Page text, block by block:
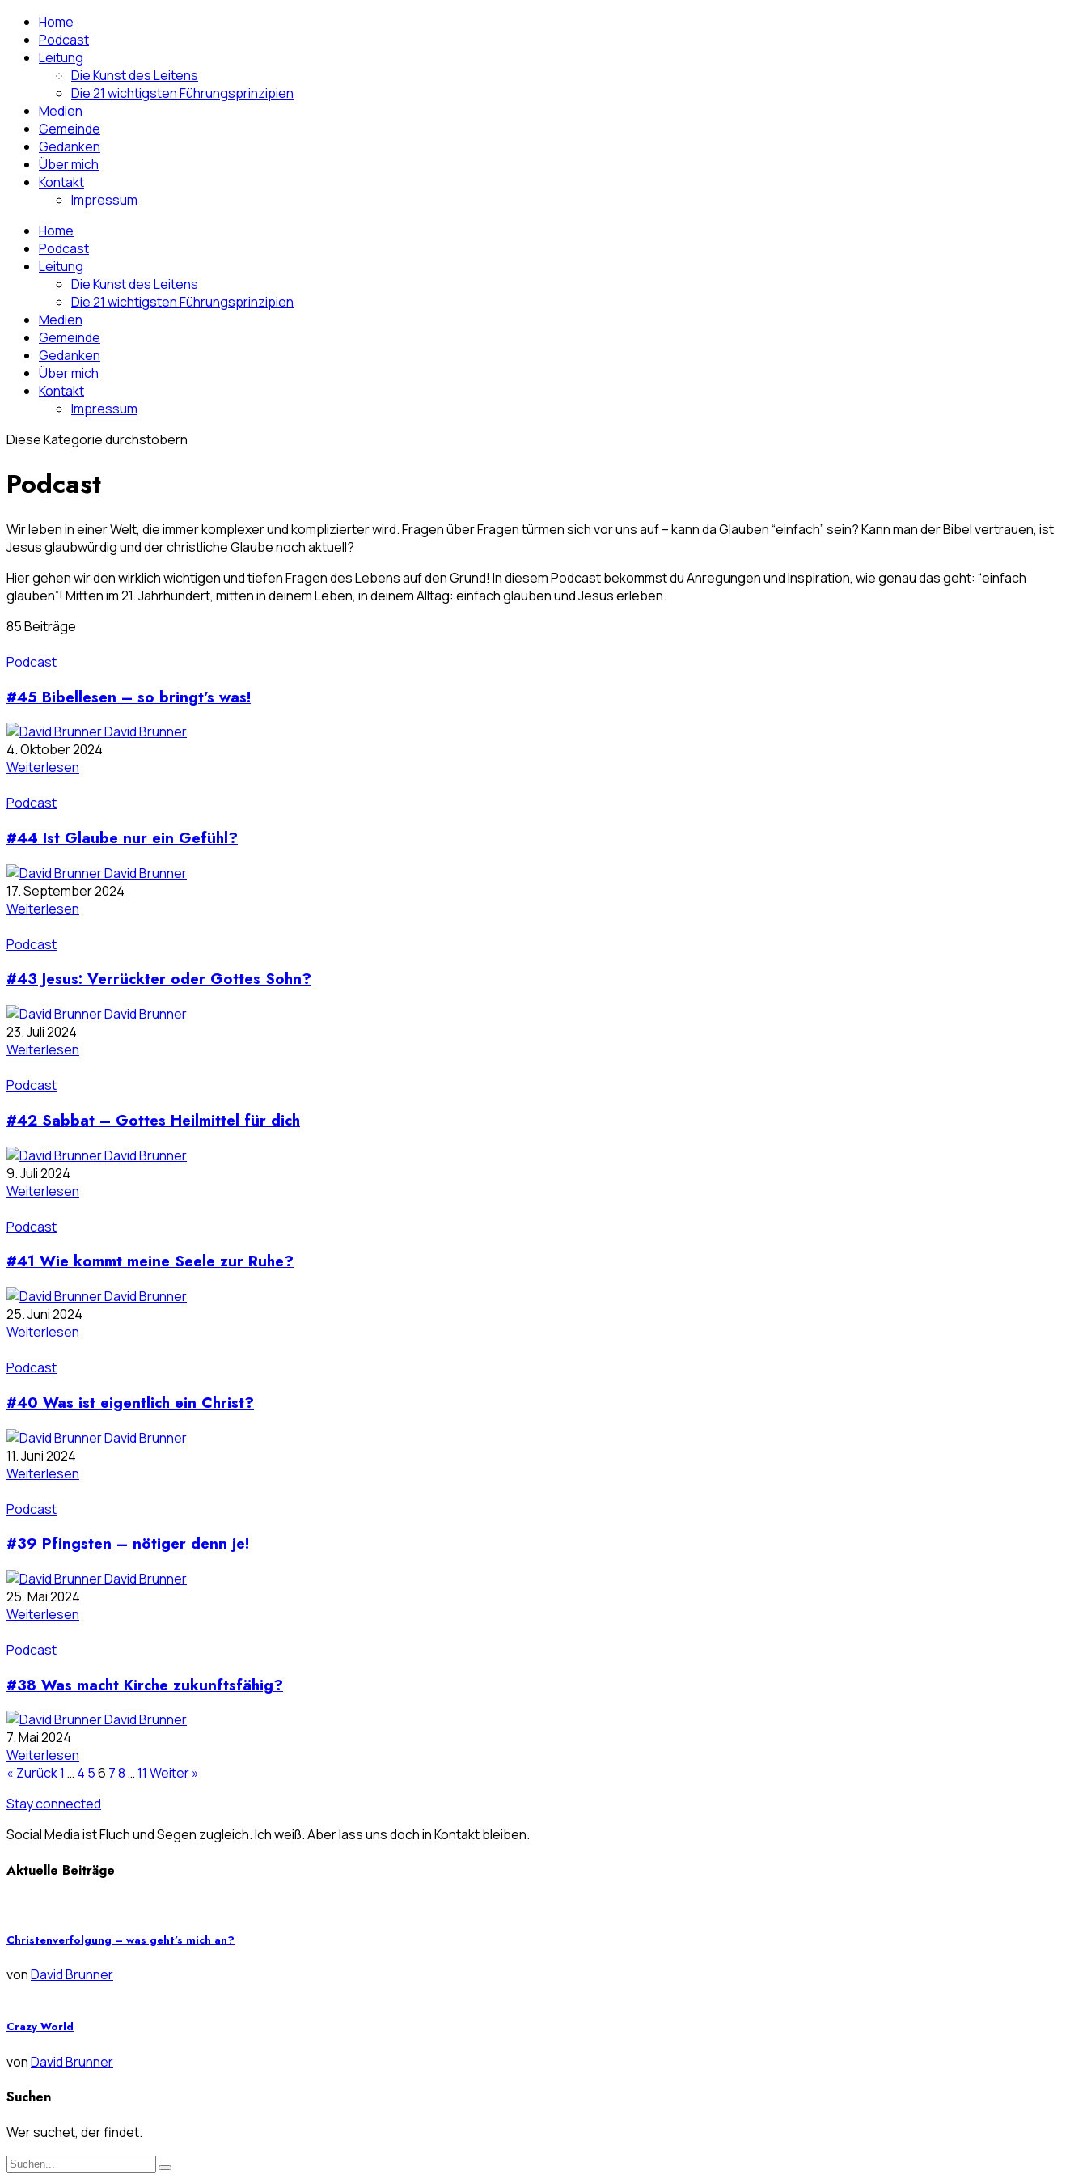
Home
Podcast
Leitung
Die Kunst des Leitens
Die 21 wichtigsten Führungsprinzipien
Medien
Gemeinde
Gedanken
Über mich
Kontakt
Impressum
Home
Podcast
Leitung
Die Kunst des Leitens
Die 21 wichtigsten Führungsprinzipien
Medien
Gemeinde
Gedanken
Über mich
Kontakt
Impressum
Diese Kategorie durchstöbern
Podcast
Wir leben in einer Welt, die immer komplexer und komplizierter wird. Fragen über Fragen türmen sich vor uns auf – kann da Glauben “einfach” sein? Kann man der Bibel vertrauen, ist
Jesus glaubwürdig und der christliche Glaube noch aktuell?
Hier gehen wir den wirklich wichtigen und tiefen Fragen des Lebens auf den Grund! In diesem Podcast bekommst du Anregungen und Inspiration, wie genau das geht: “einfach
glauben”! Mitten im 21. Jahrhundert, mitten in deinem Leben, in deinem Alltag: einfach glauben und Jesus erleben.
85 Beiträge
Podcast
#45 Bibellesen – so bringt’s was!
David Brunner
4. Oktober 2024
Weiterlesen
Podcast
#44 Ist Glaube nur ein Gefühl?
David Brunner
17. September 2024
Weiterlesen
Podcast
#43 Jesus: Verrückter oder Gottes Sohn?
David Brunner
23. Juli 2024
Weiterlesen
Podcast
#42 Sabbat – Gottes Heilmittel für dich
David Brunner
9. Juli 2024
Weiterlesen
Podcast
#41 Wie kommt meine Seele zur Ruhe?
David Brunner
25. Juni 2024
Weiterlesen
Podcast
#40 Was ist eigentlich ein Christ?
David Brunner
11. Juni 2024
Weiterlesen
Podcast
#39 Pfingsten – nötiger denn je!
David Brunner
25. Mai 2024
Weiterlesen
Podcast
#38 Was macht Kirche zukunftsfähig?
David Brunner
7. Mai 2024
Weiterlesen
« Zurück1 … 4 56 78…11 Weiter »
Stay connected
Social Media ist Fluch und Segen zugleich. Ich weiß. Aber lass uns doch in Kontakt bleiben.
Aktuelle Beiträge
Christenverfolgung – was geht’s mich an?
vonDavid Brunner
Crazy World
vonDavid Brunner
Suchen
Wer suchet, der findet.